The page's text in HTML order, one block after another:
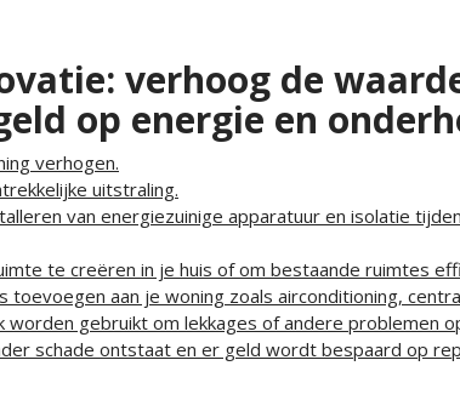
verhoog de
op energie en
verhogen.
uitstraling.
van energiezuinige apparatuur en isolatie
te creëren in je huis of om bestaande ruimtes
toevoegen aan je woning zoals airconditioning,
worden gebruikt om lekkages of andere problemen
schade ontstaat en er geld wordt bespaard op